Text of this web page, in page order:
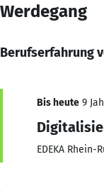
Werdegang
Berufserfahrung
Bis heute 9
EDEKA Rhein-